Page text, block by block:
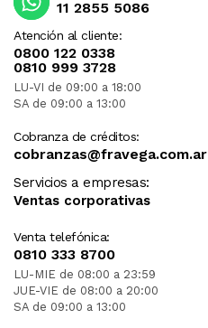
Atención al cliente:
0800 122 0338
0810 999 3728
LU-VI de 09:00 a 18:00
SA de 09:00 a 13:00
Cobranza de créditos:
cobranzas@fravega.com.ar
Servicios a empresas:
Ventas corporativas
Venta telefónica:
0810 333 8700
LU-MIE de 08:00 a 23:59
JUE-VIE de 08:00 a 20:00
SA de 09:00 a 13:00
11 2855 5086